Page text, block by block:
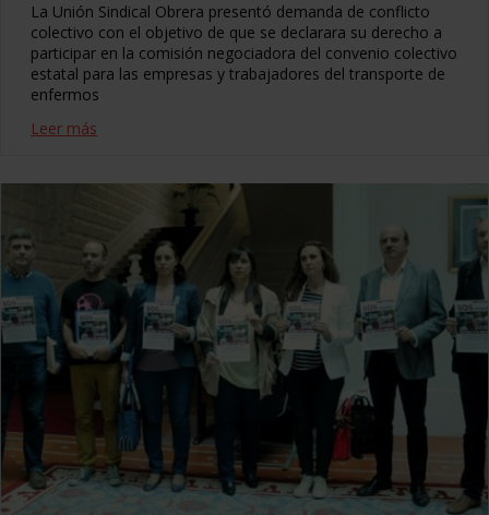
La Unión Sindical Obrera presentó demanda de conflicto
colectivo con el objetivo de que se declarara su derecho a
participar en la comisión negociadora del convenio colectivo
estatal para las empresas y trabajadores del transporte de
enfermos
Leer más